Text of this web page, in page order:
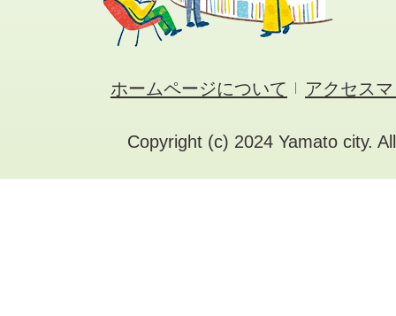
ホームページについて アクセス
Copyright (c) 2024 Yamato city.